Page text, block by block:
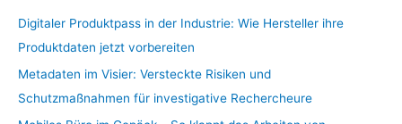
Digitaler Produktpass in der Industrie: Wie Hersteller ihre
Produktdaten jetzt vorbereiten
Metadaten im Visier: Versteckte Risiken und
Schutzmaßnahmen für investigative Rechercheure